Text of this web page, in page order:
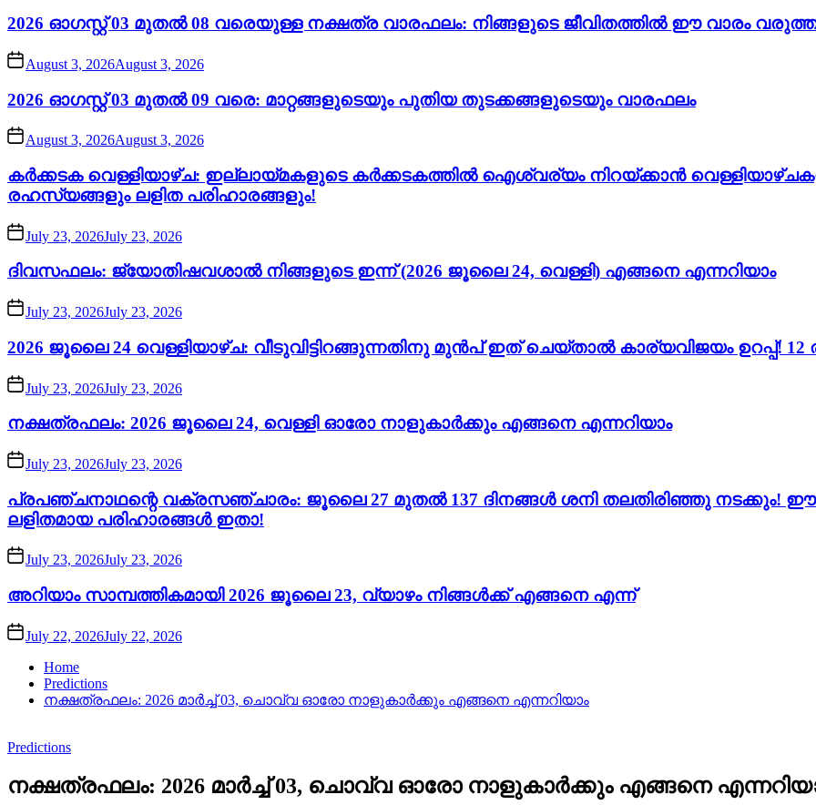
2026 ഓഗസ്റ്റ് 03 മുതൽ 08 വരെയുള്ള നക്ഷത്ര വാരഫലം: നിങ്ങളുടെ ജീവിതത്തിൽ ഈ വാരം
August 3, 2026August 3, 2026
2026 ഓഗസ്റ്റ് 03 മുതൽ 09 വരെ: മാറ്റങ്ങളുടെയും പുതിയ തുടക്കങ്ങളുടെയും വാരഫലം
August 3, 2026August 3, 2026
കർക്കടക വെള്ളിയാഴ്ച: ഇല്ലായ്മകളുടെ കർക്കടകത്തിൽ ഐശ്വര്യം നിറയ്ക്കാൻ
രഹസ്യങ്ങളും ലളിത പരിഹാരങ്ങളും!
July 23, 2026July 23, 2026
ദിവസഫലം: ജ്യോതിഷവശാൽ നിങ്ങളുടെ ഇന്ന്‌ (2026 ജൂലൈ 24, വെള്ളി) എങ്ങനെ എന്നറിയാം
July 23, 2026July 23, 2026
2026 ജൂലൈ 24 വെള്ളിയാഴ്ച: വീടുവിട്ടിറങ്ങുന്നതിനു മുൻപ് ഇത് ചെയ്താൽ കാര്യവിജയം ഉറപ്പ്!
July 23, 2026July 23, 2026
നക്ഷത്രഫലം: 2026 ജൂലൈ 24, വെള്ളി ഓരോ നാളുകാർക്കും എങ്ങനെ എന്നറിയാം
July 23, 2026July 23, 2026
പ്രപഞ്ചനാഥന്റെ വക്രസഞ്ചാരം: ജൂലൈ 27 മുതൽ 137 ദിനങ്ങൾ ശനി തലതിരിഞ്ഞു നടക്കും! ഈ
ലളിതമായ പരിഹാരങ്ങൾ ഇതാ!
July 23, 2026July 23, 2026
അറിയാം സാമ്പത്തികമായി 2026 ജൂലൈ 23, വ്യാഴം നിങ്ങൾക്ക് എങ്ങനെ എന്ന്
July 22, 2026July 22, 2026
Home
Predictions
നക്ഷത്രഫലം: 2026 മാർച്ച് 03, ചൊവ്വ ഓരോ നാളുകാർക്കും എങ്ങനെ എന്നറിയാം
Predictions
നക്ഷത്രഫലം: 2026 മാർച്ച് 03, ചൊവ്വ ഓരോ നാളുകാർക്കും എങ്ങനെ